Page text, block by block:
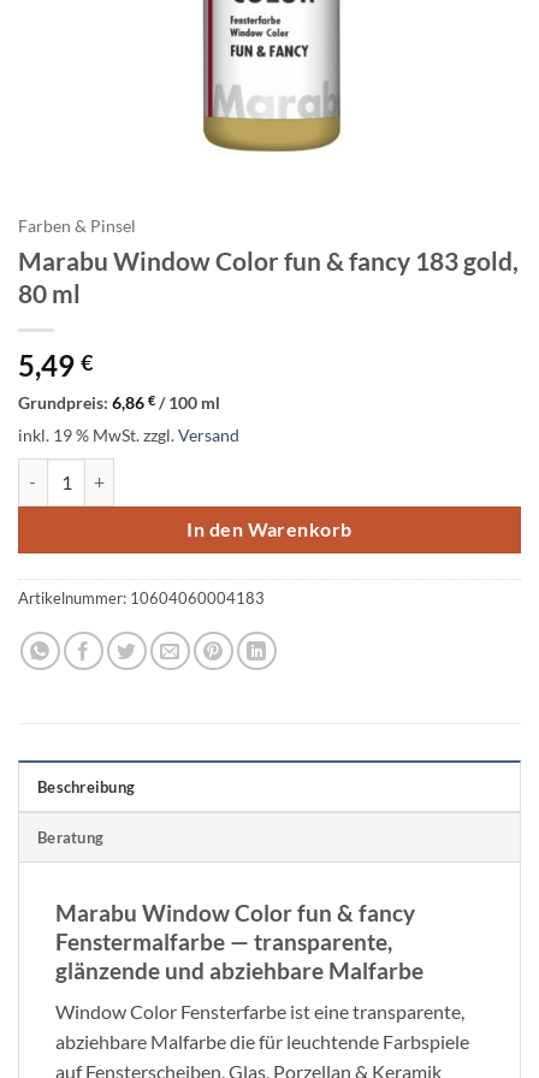
Farben & Pinsel
Marabu Window Color fun & fancy 183 gold,
80 ml
5,49 €
Grundpreis: 6,86 € /100 ml
inkl. 19 % MwSt.zzgl.Versand
In den Warenkorb
Artikelnummer: 10604060004183
Beschreibung
Beratung
Marabu Window Color fun & fancy
Fenstermalfarbe — transparente,
glänzende und abziehbare Malfarbe
Window Color Fensterfarbe ist eine transparente,
abziehbare Malfarbe die für leuchtende Farbspiele
auf Fensterscheiben, Glas, Porzellan & Keramik